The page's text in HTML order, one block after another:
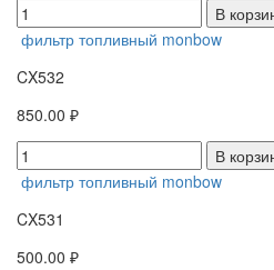
В
фильтр топливный monbow
CX532
850.00 ₽
В
фильтр топливный monbow
CX531
500.00 ₽